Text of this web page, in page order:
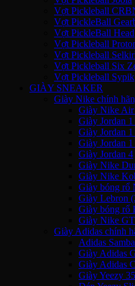
Vợt Pickleball
Vợt PickleBall
Vợt PickleBall Head
Vợt Pickleball
Vợt Pickleball
Vợt Pickleball Six
Vợt Pickleball Sypik
GIÀY SNEAKER
Giày Nike chính
Giày Nike Air
Giày Jordan
Giày Jordan
Giày Jordan
Giày Jordan 4
Giày Nike
Giày Nike
Giày bóng rổ
Giày Lebron
Giày bóng rổ
Giày Nike
Giày Adidas chính
Adidas Samba
Giày Adidas
Giày Adidas
Giày Yeezy